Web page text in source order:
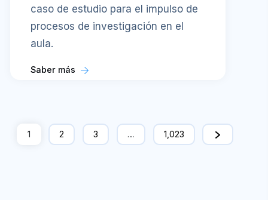
caso de estudio para el impulso de
procesos de investigación en el
aula.
Saber más
1 2 3 … 1,023